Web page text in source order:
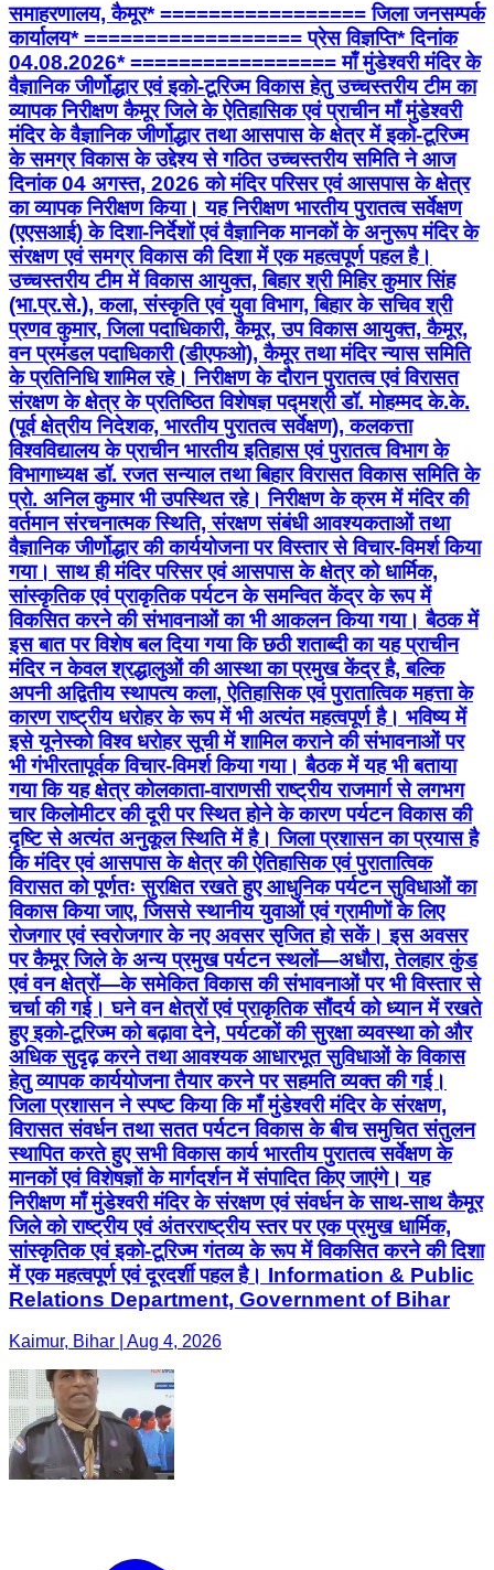
समाहरणालय, कैमूर* ================= जिला जनसम्पर्क
कार्यालय* ================== प्रेस विज्ञप्ति* दिनांक
04.08.2026* ================= माँ मुंडेश्वरी मंदिर के
वैज्ञानिक जीर्णोद्धार एवं इको-टूरिज्म विकास हेतु उच्चस्तरीय टीम का
व्यापक निरीक्षण कैमूर जिले के ऐतिहासिक एवं प्राचीन माँ मुंडेश्वरी
मंदिर के वैज्ञानिक जीर्णोद्धार तथा आसपास के क्षेत्र में इको-टूरिज्म
के समग्र विकास के उद्देश्य से गठित उच्चस्तरीय समिति ने आज
दिनांक 04 अगस्त, 2026 को मंदिर परिसर एवं आसपास के क्षेत्र
का व्यापक निरीक्षण किया। यह निरीक्षण भारतीय पुरातत्व सर्वेक्षण
(एएसआई) के दिशा-निर्देशों एवं वैज्ञानिक मानकों के अनुरूप मंदिर के
संरक्षण एवं समग्र विकास की दिशा में एक महत्वपूर्ण पहल है।
उच्चस्तरीय टीम में विकास आयुक्त, बिहार श्री मिहिर कुमार सिंह
(भा.प्र.से.), कला, संस्कृति एवं युवा विभाग, बिहार के सचिव श्री
प्रणव कुमार, जिला पदाधिकारी, कैमूर, उप विकास आयुक्त, कैमूर,
वन प्रमंडल पदाधिकारी (डीएफओ), कैमूर तथा मंदिर न्यास समिति
के प्रतिनिधि शामिल रहे। निरीक्षण के दौरान पुरातत्व एवं विरासत
संरक्षण के क्षेत्र के प्रतिष्ठित विशेषज्ञ पद्मश्री डॉ. मोहम्मद के.के.
(पूर्व क्षेत्रीय निदेशक, भारतीय पुरातत्व सर्वेक्षण), कलकत्ता
विश्वविद्यालय के प्राचीन भारतीय इतिहास एवं पुरातत्व विभाग के
विभागाध्यक्ष डॉ. रजत सन्याल तथा बिहार विरासत विकास समिति के
प्रो. अनिल कुमार भी उपस्थित रहे। निरीक्षण के क्रम में मंदिर की
वर्तमान संरचनात्मक स्थिति, संरक्षण संबंधी आवश्यकताओं तथा
वैज्ञानिक जीर्णोद्धार की कार्ययोजना पर विस्तार से विचार-विमर्श किया
गया। साथ ही मंदिर परिसर एवं आसपास के क्षेत्र को धार्मिक,
सांस्कृतिक एवं प्राकृतिक पर्यटन के समन्वित केंद्र के रूप में
विकसित करने की संभावनाओं का भी आकलन किया गया। बैठक में
इस बात पर विशेष बल दिया गया कि छठी शताब्दी का यह प्राचीन
मंदिर न केवल श्रद्धालुओं की आस्था का प्रमुख केंद्र है, बल्कि
अपनी अद्वितीय स्थापत्य कला, ऐतिहासिक एवं पुरातात्विक महत्ता के
कारण राष्ट्रीय धरोहर के रूप में भी अत्यंत महत्वपूर्ण है। भविष्य में
इसे यूनेस्को विश्व धरोहर सूची में शामिल कराने की संभावनाओं पर
भी गंभीरतापूर्वक विचार-विमर्श किया गया। बैठक में यह भी बताया
गया कि यह क्षेत्र कोलकाता-वाराणसी राष्ट्रीय राजमार्ग से लगभग
चार किलोमीटर की दूरी पर स्थित होने के कारण पर्यटन विकास की
दृष्टि से अत्यंत अनुकूल स्थिति में है। जिला प्रशासन का प्रयास है
कि मंदिर एवं आसपास के क्षेत्र की ऐतिहासिक एवं पुरातात्विक
विरासत को पूर्णतः सुरक्षित रखते हुए आधुनिक पर्यटन सुविधाओं का
विकास किया जाए, जिससे स्थानीय युवाओं एवं ग्रामीणों के लिए
रोजगार एवं स्वरोजगार के नए अवसर सृजित हो सकें। इस अवसर
पर कैमूर जिले के अन्य प्रमुख पर्यटन स्थलों—अधौरा, तेलहार कुंड
एवं वन क्षेत्रों—के समेकित विकास की संभावनाओं पर भी विस्तार से
चर्चा की गई। घने वन क्षेत्रों एवं प्राकृतिक सौंदर्य को ध्यान में रखते
हुए इको-टूरिज्म को बढ़ावा देने, पर्यटकों की सुरक्षा व्यवस्था को और
अधिक सुदृढ़ करने तथा आवश्यक आधारभूत सुविधाओं के विकास
हेतु व्यापक कार्ययोजना तैयार करने पर सहमति व्यक्त की गई।
जिला प्रशासन ने स्पष्ट किया कि माँ मुंडेश्वरी मंदिर के संरक्षण,
विरासत संवर्धन तथा सतत पर्यटन विकास के बीच समुचित संतुलन
स्थापित करते हुए सभी विकास कार्य भारतीय पुरातत्व सर्वेक्षण के
मानकों एवं विशेषज्ञों के मार्गदर्शन में संपादित किए जाएंगे। यह
निरीक्षण माँ मुंडेश्वरी मंदिर के संरक्षण एवं संवर्धन के साथ-साथ कैमूर
जिले को राष्ट्रीय एवं अंतरराष्ट्रीय स्तर पर एक प्रमुख धार्मिक,
सांस्कृतिक एवं इको-टूरिज्म गंतव्य के रूप में विकसित करने की दिशा
में एक महत्वपूर्ण एवं दूरदर्शी पहल है। Information & Public
Relations Department, Government of Bihar
Kaimur, Bihar | Aug 4, 2026